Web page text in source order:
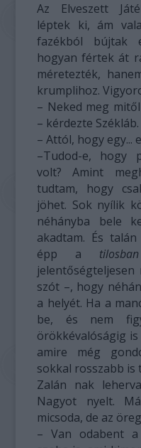
Az Elveszett
léptek ki, ám
fazékból bújtak
hogyan fértek át
méretezték,
krumplihoz.
– Neked meg
– kérdezte Székláb.
– Attól, hogy egy...
–Tudod-e, hogy
volt? Amint
tudtam, hogy
jöhet. Sok nyílik
néhányba bele
akadtam. És
épp a
szót –, hogy
a helyét. Ha a
be, és nem
örökkévalóságig
amire még
sokkal rosszabb
Zalán nak
Nagyot nyelt.
micsoda, de az
– Van odabent